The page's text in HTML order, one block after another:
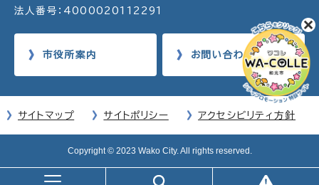
法人番号：4000020112291
市役所案内 お問い合わせ
サイトマップ サイトポリシー アクセシビリティ方針
Copyright © 2023 Wako City. All rights reserved.